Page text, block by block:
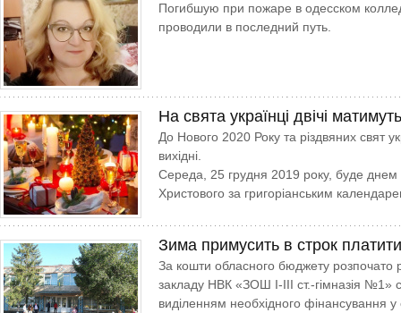
Погибшую при пожаре в одесском
проводили в последний путь.
На свята українці двічі
До Нового 2020 Року та різдвяних свят
вихідні.
Середа, 25 грудня 2019 року, буде днем
Христового за григоріанським
Зима примусить в строк платити
За кошти обласного бюджету розпочато
закладу НВК «ЗОШ І-ІІІ ст.-гімназія
виділенням необхідного фінансування